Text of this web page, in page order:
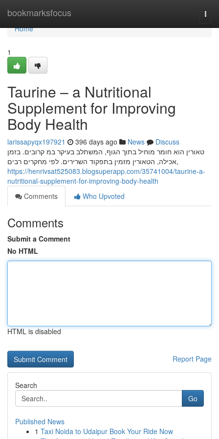
bookmarksfocus
Home
Home
1
Taurine – a Nutritional
Supplement for Improving
Body Health
larissapyqx197921 396 days ago News
Discuss
טאורין הוא חומר מוחיל בתוך הגוף, המשתלב בעיקר במ קרובים. בזמן
אכילה, הטאורין מזמין בתפקוד השרירים. לפי מחקרים רבים,
https://henrivsat525083.blogsuperapp.com/35741004/taurine-a-
nutritional-supplement-for-improving-body-health
Comments
Who Upvoted
Comments
Submit a Comment
No HTML
HTML is disabled
Report Page
Search
Go
Published News
1 Taxi Noida to Udaipur Book Your Ride Now